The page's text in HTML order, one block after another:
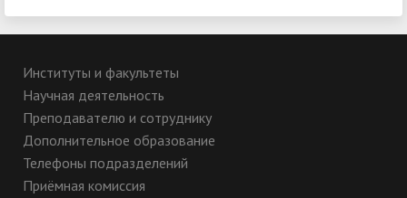
Институты и факультеты
Научная деятельность
Преподавателю и сотруднику
Дополнительное образование
Телефоны подразделений
Приёмная комиссия